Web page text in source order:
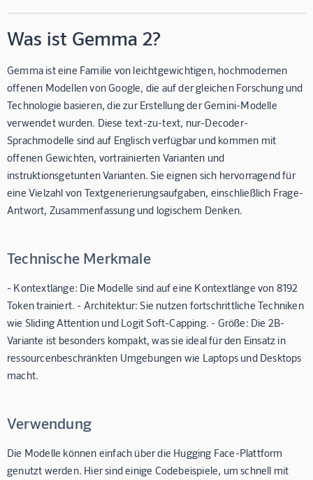
Was ist Gemma 2?
Gemma ist eine Familie von leichtgewichtigen, hochmodernen
offenen Modellen von Google, die auf der gleichen Forschung und
Technologie basieren, die zur Erstellung der Gemini-Modelle
verwendet wurden. Diese text-zu-text, nur-Decoder-
Sprachmodelle sind auf Englisch verfügbar und kommen mit
offenen Gewichten, vortrainierten Varianten und
instruktionsgetunten Varianten. Sie eignen sich hervorragend für
eine Vielzahl von Textgenerierungsaufgaben, einschließlich Frage-
Antwort, Zusammenfassung und logischem Denken.
Technische Merkmale
- Kontextlänge: Die Modelle sind auf eine Kontextlänge von 8192
Token trainiert. - Architektur: Sie nutzen fortschrittliche Techniken
wie Sliding Attention und Logit Soft-Capping. - Größe: Die 2B-
Variante ist besonders kompakt, was sie ideal für den Einsatz in
ressourcenbeschränkten Umgebungen wie Laptops und Desktops
macht.
Verwendung
Die Modelle können einfach über die Hugging Face-Plattform
genutzt werden. Hier sind einige Codebeispiele, um schnell mit